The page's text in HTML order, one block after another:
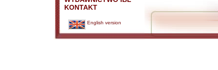
KONTAKT
English version